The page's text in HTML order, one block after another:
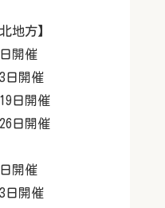
地方】
開催
日開催
日開催
日開催
開催
日開催